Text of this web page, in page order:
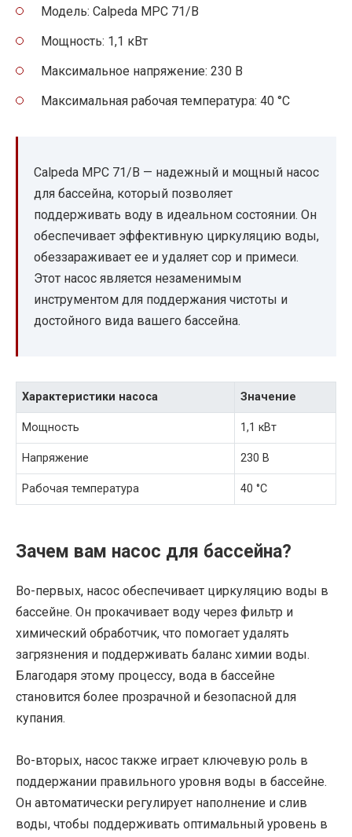
Модель: Calpeda MPC 71/B
Мощность: 1,1 кВт
Максимальное напряжение: 230 В
Максимальная рабочая температура: 40 °C
Calpeda MPC 71/B — надежный и мощный насос
для бассейна, который позволяет
поддерживать воду в идеальном состоянии. Он
обеспечивает эффективную циркуляцию воды,
обеззараживает ее и удаляет сор и примеси.
Этот насос является незаменимым
инструментом для поддержания чистоты и
достойного вида вашего бассейна.
Характеристики насоса Значение
Мощность 1,1 кВт
Напряжение 230 В
Рабочая температура 40 °C
Зачем вам насос для бассейна?
Во-первых, насос обеспечивает циркуляцию воды в
бассейне. Он прокачивает воду через фильтр и
химический обработчик, что помогает удалять
загрязнения и поддерживать баланс химии воды.
Благодаря этому процессу, вода в бассейне
становится более прозрачной и безопасной для
купания.
Во-вторых, насос также играет ключевую роль в
поддержании правильного уровня воды в бассейне.
Он автоматически регулирует наполнение и слив
воды, чтобы поддерживать оптимальный уровень в